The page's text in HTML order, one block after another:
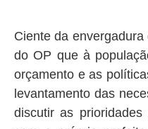
Ciente da
do OP que à
orçamento e as
levantamento das
discutir as